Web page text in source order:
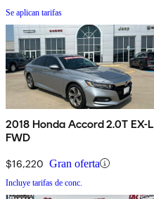
Se aplican tarifas
2018 Honda Accord 2.0T EX-L
FWD
$16,220 Gran oferta
Incluye tarifas de conc.